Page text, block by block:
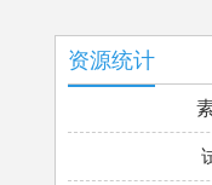
资源统计